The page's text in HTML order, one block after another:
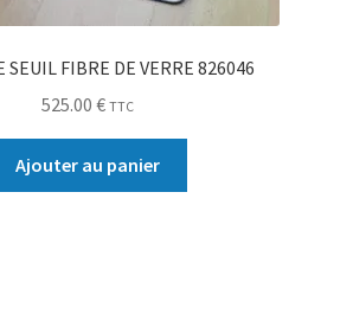
SEUIL FIBRE DE VERRE 826046
525.00 € TTC
Ajouter au panier